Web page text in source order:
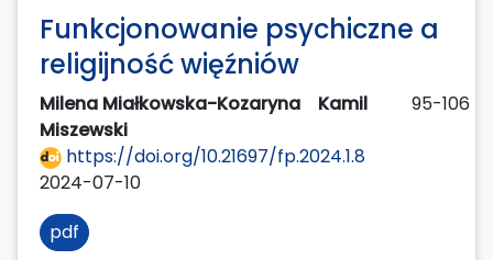
Funkcjonowanie psychiczne a
religijność więźniów
Milena Miałkowska-Kozaryna
Kamil
Miszewski
95-106
https://doi.org/10.21697/fp.2024.1.8
2024-07-10
pdf